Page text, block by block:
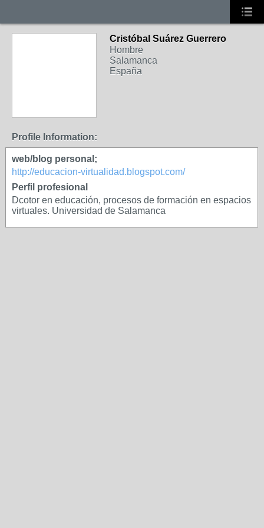
Cristóbal Suárez Guerrero
Hombre
Salamanca
España
Profile Information:
web/blog personal;
http://educacion-virtualidad.blogspot.com/
Perfil profesional
Dcotor en educación, procesos de formación en espacios
virtuales. Universidad de Salamanca